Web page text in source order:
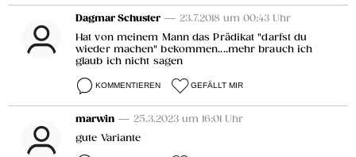
Dagmar Schuster — 23.7.2018 um 00:43 Uhr
Hat von meinem Mann das Prädikat "darfst du
wieder machen" bekommen....mehr brauch ich
glaub ich nicht sagen
KOMMENTIEREN GEFÄLLT MIR
marwin — 25.3.2023 um 16:01 Uhr
gute Variante